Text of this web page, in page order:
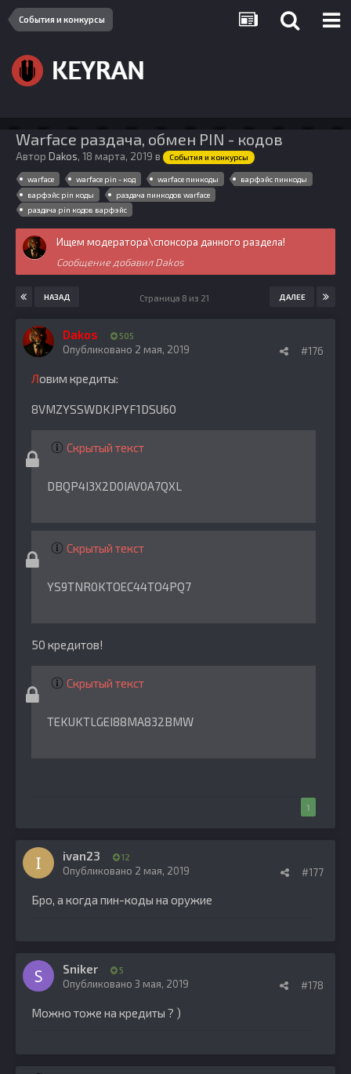
События и конкурсы
Warface раздача, обмен PIN - кодов
Автор Dakos, 18 марта, 2019 в События и конкурсы
warface warface pin - код warface пинкоды
варфэйс пинкоды
варфэйс pin коды
раздача пинкодов warface
раздача pin кодов варфэйс
Ищем модератора\спонсора данного раздела!
Сообщение добавил Dakos
НАЗАД ДАЛЕЕ
Страница 8 из 21
Dakos 505
#176
Опубликовано 2 мая, 2019
Ловим кредиты:
8VMZYSSWDKJPYF1DSU60
Скрытый текст
DBQP4I3X2D0IAV0A7QXL
Скрытый текст
YS9TNR0KTOEC44TO4PQ7
50 кредитов!
Скрытый текст
TEKUKTLGEI88MA832BMW
1
ivan23 12
#177
Опубликовано 2 мая, 2019
Бро, а когда пин-коды на оружие
Sniker 5
#178
Опубликовано 3 мая, 2019
Можно тоже на кредиты ? )